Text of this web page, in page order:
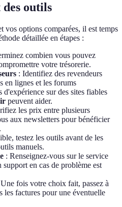
des outils
vos options comparées, il est temps
détaillée en étapes :
combien vous pouvez
votre trésorerie.
: Identifiez des revendeurs
en lignes et les forums
d'expérience sur des sites fiables
peuvent aider.
les prix entre plusieurs
aux newsletters pour bénéficier
testez les outils avant de les
manuels.
: Renseignez-vous sur le service
en cas de problème est
fois votre choix fait, passez à
les factures pour une éventuelle